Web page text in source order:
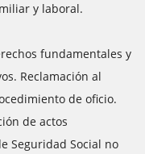
y laboral.
fundamentales y
Reclamación al
de oficio.
de actos
Seguridad Social no